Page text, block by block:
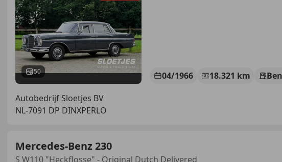
50 04/1966 18.321 km
Autobedrijf Sloetjes BV
NL-7091 DP DINXPERLO
Mercedes-Benz 230
S W110 "Heckflosse" - Original Dutch Delivered